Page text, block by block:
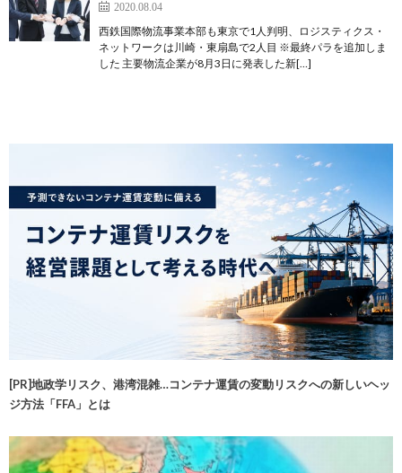
2020.08.04
西鉄国際物流事業本部も東京で1人判明、ロジスティクス・
ネットワークは川崎・東扇島で2人目 ※最終パラを追加しま
した 主要物流企業が8月3日に発表した新[…]
[PR]地政学リスク、港湾混雑…コンテナ運賃の変動リスクへの新しいヘッ
ジ方法「FFA」とは